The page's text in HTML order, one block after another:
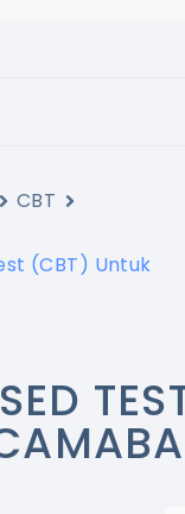
CBT
(CBT) Untuk